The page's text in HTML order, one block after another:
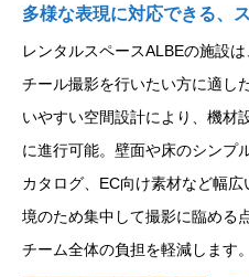
多様な表現に対応できる、
レンタルスペースALBEの施設
チール撮影を行いたい方に適し
いやすい空間設計により、機材
に進行可能。壁面や床のシンプ
カタログ、EC向け素材など幅
境のため集中して撮影に臨める
チーム全体の負担を軽減します。